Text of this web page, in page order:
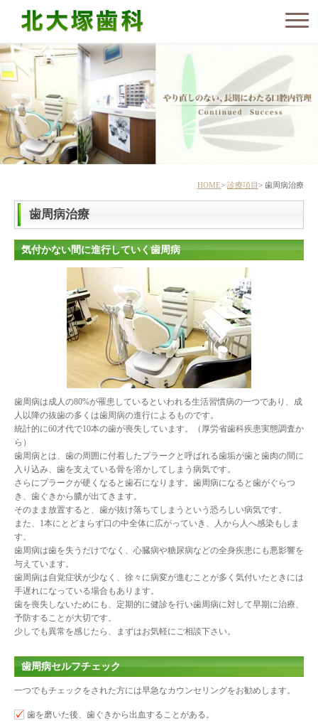
HOME 診療項目 歯周病治療
歯周病治療
気付かない間に進行していく歯周病
歯周病は成人の80%が罹患しているといわれる生活習慣病の一つであり、成
人以降の抜歯の多くは歯周病の進行によるものです。
統計的に60才代で10本の歯が喪失しています。（厚労省歯科疾患実態調査か
ら）
歯周病とは、歯の周囲に付着したプラークと呼ばれる歯垢が歯と歯肉の間に
入り込み、歯を支えている骨を溶かしてしまう病気です。
さらにプラークが硬くなると歯石になります。歯周病になると歯がぐらつ
き、歯ぐきから膿が出てきます。
そのまま放置すると、歯が抜け落ちてしまうという恐ろしい病気です。
また、1本にとどまらず口の中全体に広がっていき、人から人へ感染もしま
す。
歯周病は歯を失うだけでなく、心臓病や糖尿病などの全身疾患にも悪影響を
与えています。
歯周病は自覚症状が少なく、徐々に病変が進むことが多く気付いたときには
手遅れになっている場合もあります。
歯を喪失しないためにも、定期的に健診を行い歯周病に対して早期に治療、
予防することが大切です。
少しでも異常を感じたら、まずはお気軽にご相談下さい。
歯周病セルフチェック
一つでもチェックをされた方には早急なカウンセリングをお勧めします。
歯を磨いた後、歯ぐきから出血することがある。